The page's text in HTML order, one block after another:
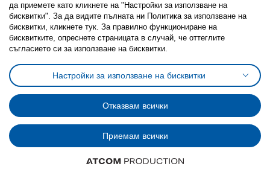
Политика за използване на бисквитки (Cookies)
Избор на настройки за използване на бисквитки
Условия за ползване на ikea.bgОбща политика за личните данни
Политика за защита на личните данни на ikea.bg
Общи условия на програма IKEA Family
Политика за защита на лични данни на програма IKEA Family
© Inter-IKEA Systems B.V. 1999 - 2025
да приемете като кликнете на "Настройки за използване на
бисквитки". За да видите пълната ни Политика за използване на
бисквитки, кликнете тук. За правилно функциониране на
бисквитките, опреснете страницата в случай, че оттеглите
съгласието си за използване на бисквитки.
Настройки за използване на бисквитки
Отказвам всички
Приемам всички